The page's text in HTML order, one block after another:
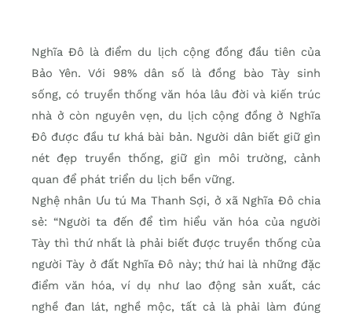
Nghĩa Đô là điểm du lịch cộng đồng đầu tiên của
Bảo Yên. Với 98% dân số là đồng bào Tày sinh
sống, có truyền thống văn hóa lâu đời và kiến trúc
nhà ở còn nguyên vẹn, du lịch cộng đồng ở Nghĩa
Đô được đầu tư khá bài bản. Người dân biết giữ gìn
nét đẹp truyền thống, giữ gìn môi trường, cảnh
quan để phát triển du lịch bền vững.
Nghệ nhân Ưu tú Ma Thanh Sợi, ở xã Nghĩa Đô chia
sẻ: “Người ta đến để tìm hiểu văn hóa của người
Tày thì thứ nhất là phải biết được truyền thống của
người Tày ở đất Nghĩa Đô này; thứ hai là những đặc
điểm văn hóa, ví dụ như lao động sản xuất, các
nghề đan lát, nghề mộc, tất cả là phải làm đúng